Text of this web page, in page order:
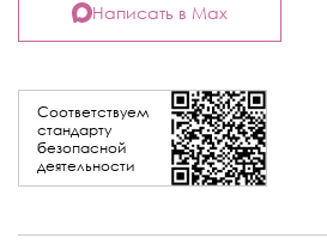
Соответствуем
стандарту
безопасной
деятельности
Написать в Max